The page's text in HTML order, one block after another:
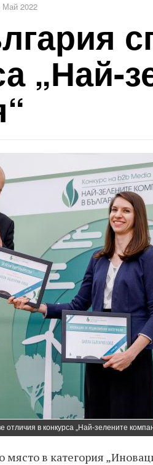
Май 2022
„Най-
отличия в конкурса „Най-зелените
място в категория